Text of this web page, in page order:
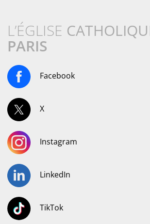
L’ÉGLISE
PARIS
Facebook
X
Instagram
LinkedIn
TikTok